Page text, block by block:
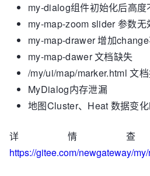
my-dialog组件初始化后高度
my-map-zoom slider 参数无
my-map-drawer 增加
my-map-dawer 文档缺失
/my/ui/map/marker.html 文
MyDialog内存泄漏
地图Cluster、Heat 数据变
详情
https://gitee.com/newgateway/